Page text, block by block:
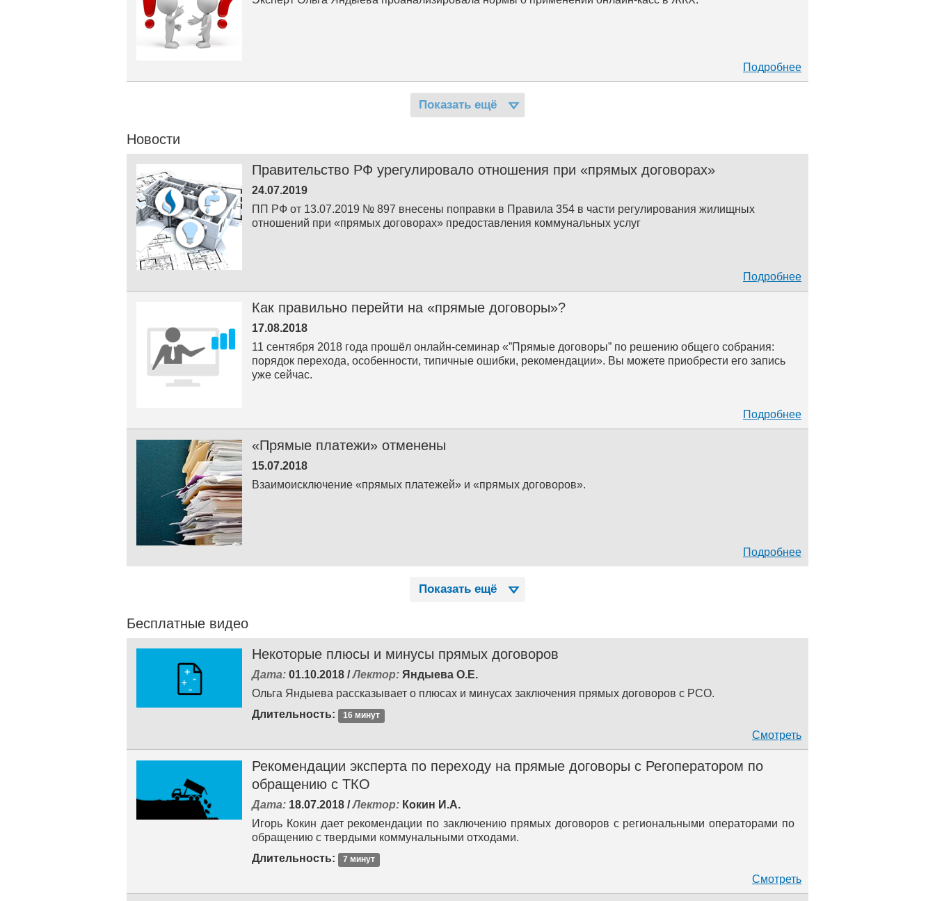
Подробнее
Показать ещё
Новости
Правительство РФ урегулировало отношения при «прямых договорах»
24.07.2019
ПП РФ от 13.07.2019 № 897 внесены поправки в Правила 354 в части регулирования жилищных
отношений при «прямых договорах» предоставления коммунальных услуг
Подробнее
Как правильно перейти на «прямые договоры»?
17.08.2018
11 сентября 2018 года прошёл онлайн-семинар «”Прямые договоры” по решению общего собрания:
порядок перехода, особенности, типичные ошибки, рекомендации». Вы можете приобрести его запись
уже сейчас.
Подробнее
«Прямые платежи» отменены
15.07.2018
Взаимоисключение «прямых платежей» и «прямых договоров».
Подробнее
Показать ещё
Бесплатные видео
Некоторые плюсы и минусы прямых договоров
Дата:01.10.2018 /Лектор:Яндыева О.Е.
Ольга Яндыева рассказывает о плюсах и минусах заключения прямых договоров с РСО.
Длительность:
16 минут
Смотреть
Рекомендации эксперта по переходу на прямые договоры с Регоператором по
обращению с ТКО
Дата:18.07.2018 /Лектор:Кокин И.А.
Игорь Кокин дает рекомендации по заключению прямых договоров с региональными операторами по
обращению с твердыми коммунальными отходами.
Длительность:
7 минут
Смотреть